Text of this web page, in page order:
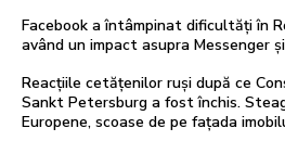
Facebook a întâmpinat dificultăți în
având un impact asupra Messenger
Reacțiile cetățenilor ruși după ce
Sankt Petersburg a fost închis.
Europene, scoase de pe fațada